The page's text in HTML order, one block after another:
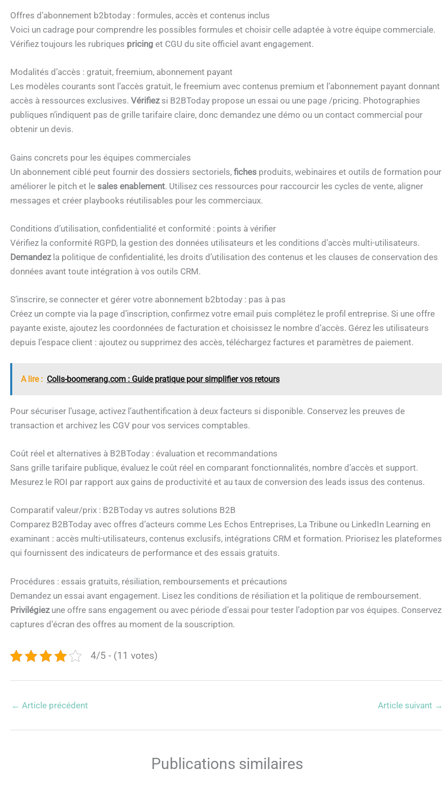
Offres d’abonnement b2btoday : formules, accès et contenus inclus
Voici un cadrage pour comprendre les possibles formules et choisir celle adaptée à votre équipe commerciale.
Vérifiez toujours les rubriques pricing et CGU du site officiel avant engagement.
Modalités d’accès : gratuit, freemium, abonnement payant
Les modèles courants sont l’accès gratuit, le freemium avec contenus premium et l’abonnement payant donnant
accès à ressources exclusives. Vérifiezsi B2BToday propose un essai ou une page /pricing. Photographies
publiques n’indiquent pas de grille tarifaire claire, donc demandez une démo ou un contact commercial pour
obtenir un devis.
Gains concrets pour les équipes commerciales
Un abonnement ciblé peut fournir des dossiers sectoriels, fiches produits, webinaires et outils de formation pour
améliorer le pitch et le sales enablement. Utilisez ces ressources pour raccourcir les cycles de vente, aligner
messages et créer playbooks réutilisables pour les commerciaux.
Conditions d’utilisation, confidentialité et conformité : points à vérifier
Vérifiez la conformité RGPD, la gestion des données utilisateurs et les conditions d’accès multi-utilisateurs.
Demandezla politique de confidentialité, les droits d’utilisation des contenus et les clauses de conservation des
données avant toute intégration à vos outils CRM.
S’inscrire, se connecter et gérer votre abonnement b2btoday : pas à pas
Créez un compte via la page d’inscription, confirmez votre email puis complétez le profil entreprise. Si une offre
payante existe, ajoutez les coordonnées de facturation et choisissez le nombre d’accès. Gérez les utilisateurs
depuis l’espace client : ajoutez ou supprimez des accès, téléchargez factures et paramètres de paiement.
A lire : Colis-boomerang.com : Guide pratique pour simplifier vos retours
Pour sécuriser l’usage, activez l’authentification à deux facteurs si disponible. Conservez les preuves de
transaction et archivez les CGV pour vos services comptables.
Coût réel et alternatives à B2BToday : évaluation et recommandations
Sans grille tarifaire publique, évaluez le coût réel en comparant fonctionnalités, nombre d’accès et support.
Mesurez le ROI par rapport aux gains de productivité et au taux de conversion des leads issus des contenus.
Comparatif valeur/prix : B2BToday vs autres solutions B2B
Comparez B2BToday avec offres d’acteurs comme Les Echos Entreprises, La Tribune ou LinkedIn Learning en
examinant : accès multi-utilisateurs, contenus exclusifs, intégrations CRM et formation. Priorisez les plateformes
qui fournissent des indicateurs de performance et des essais gratuits.
Procédures : essais gratuits, résiliation, remboursements et précautions
Demandez un essai avant engagement. Lisez les conditions de résiliation et la politique de remboursement.
Privilégiezune offre sans engagement ou avec période d’essai pour tester l’adoption par vos équipes. Conservez
captures d’écran des offres au moment de la souscription.
4/5 - (11 votes)
← Article précédent Article suivant →
Publications similaires